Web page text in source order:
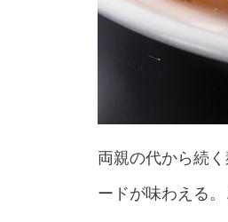
両親の代から続
ードが味わえる